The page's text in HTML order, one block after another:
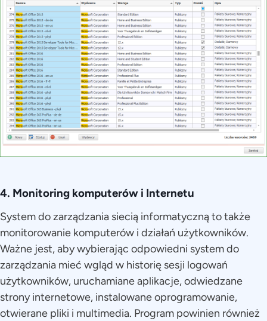
4. Monitoring komputerów i Internetu
System do zarządzania siecią informatyczną to także
monitorowanie komputerów i działań użytkowników.
Ważne jest, aby wybierając odpowiedni system do
zarządzania mieć wgląd w historię sesji logowań
użytkowników, uruchamiane aplikacje, odwiedzane
strony internetowe, instalowane oprogramowanie,
otwierane pliki i multimedia. Program powinien również